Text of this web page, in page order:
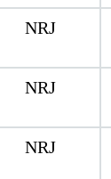
NRJ
NRJ
NRJ